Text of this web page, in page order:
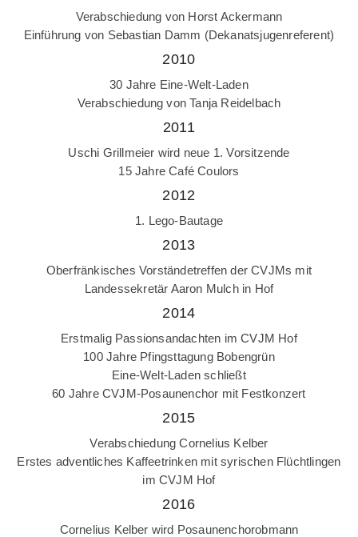
Verabschiedung von Horst Ackermann
Einführung von Sebastian Damm (Dekanatsjugenreferent)
2010
30 Jahre Eine-Welt-Laden
Verabschiedung von Tanja Reidelbach
2011
Uschi Grillmeier wird neue 1. Vorsitzende
15 Jahre Café Coulors
2012
1. Lego-Bautage
2013
Oberfränkisches Vorständetreffen der CVJMs mit
Landessekretär Aaron Mulch in Hof
2014
Erstmalig Passionsandachten im CVJM Hof
100 Jahre Pfingsttagung Bobengrün
Eine-Welt-Laden schließt
60 Jahre CVJM-Posaunenchor mit Festkonzert
2015
Verabschiedung Cornelius Kelber
Erstes adventliches Kaffeetrinken mit syrischen Flüchtlingen
im CVJM Hof
2016
Cornelius Kelber wird Posaunenchorobmann